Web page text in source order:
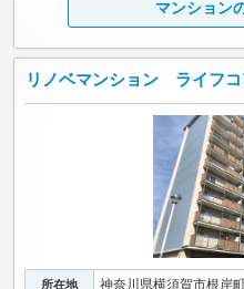
マンション
リノベマンション ライフ
所在地 神奈川県横須賀市根岸